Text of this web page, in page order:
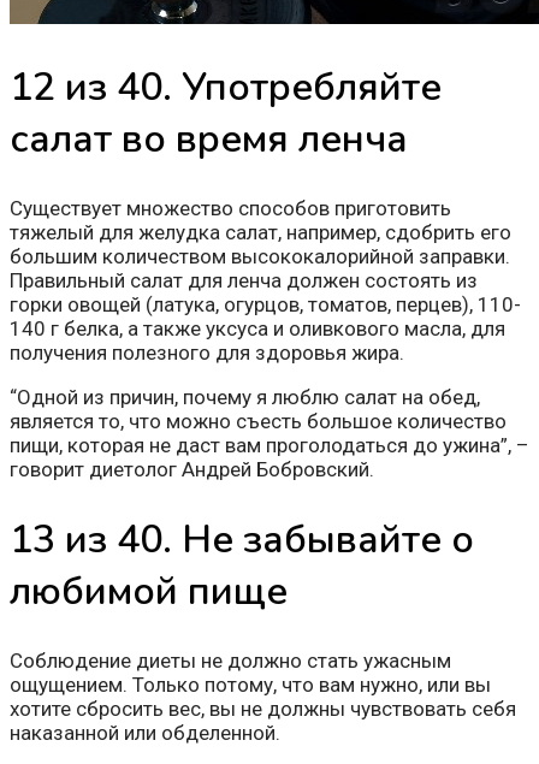
12 из 40. Употребляйте
салат во время ленча
Существует множество способов приготовить
тяжелый для желудка салат, например, сдобрить его
большим количеством высококалорийной заправки.
Правильный салат для ленча должен состоять из
горки овощей (латука, огурцов, томатов, перцев), 110-
140 г белка, а также уксуса и оливкового масла, для
получения полезного для здоровья жира.
“Одной из причин, почему я люблю салат на обед,
является то, что можно съесть большое количество
пищи, которая не даст вам проголодаться до ужина”, –
говорит диетолог Андрей Бобровский.
13 из 40. Не забывайте о
любимой пище
Соблюдение диеты не должно стать ужасным
ощущением. Только потому, что вам нужно, или вы
хотите сбросить вес, вы не должны чувствовать себя
наказанной или обделенной.